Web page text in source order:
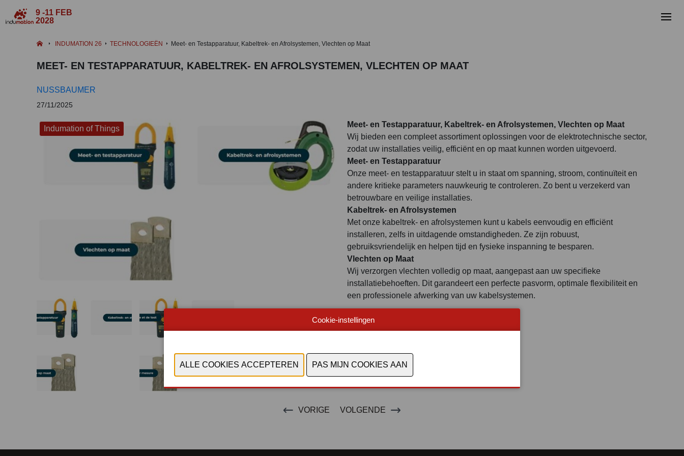
9 -11 FEB
2028
INDUMATION 26 TECHNOLOGIEËN Meet- en Testapparatuur, Kabeltrek- en Afrolsystemen, Vlechten op Maat
MEET- EN TESTAPPARATUUR, KABELTREK- EN AFROLSYSTEMEN, VLECHTEN OP MAAT
Indumation of Things
NUSSBAUMER
27/11/2025
Meet- en Testapparatuur, Kabeltrek- en Afrolsystemen, Vlechten op Maat
Wij bieden een compleet assortiment oplossingen voor de elektrotechnische sector,
zodat uw installaties veilig, efficiënt en op maat kunnen worden uitgevoerd.
Meet- en Testapparatuur
Onze meet- en testapparatuur stelt u in staat om spanning, stroom, continuïteit en
andere kritieke parameters nauwkeurig te controleren. Zo bent u verzekerd van
betrouwbare en veilige installaties.
Kabeltrek- en Afrolsystemen
Met onze kabeltrek- en afrolsystemen kunt u kabels eenvoudig en efficiënt
installeren, zelfs in uitdagende omstandigheden. Ze zijn robuust,
gebruiksvriendelijk en helpen tijd en fysieke inspanning te besparen.
Vlechten op Maat
Wij verzorgen vlechten volledig op maat, aangepast aan uw specifieke
installatiebehoeften. Dit garandeert een perfecte pasvorm, optimale flexibiliteit en
een professionele afwerking van uw kabelsystemen.
VORIGE VOLGENDE
Cookie-instellingen